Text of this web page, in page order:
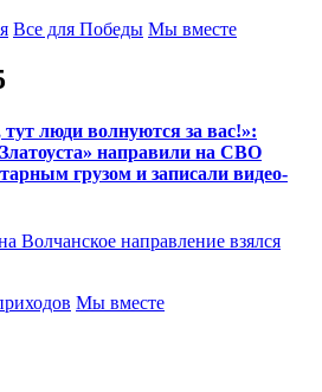
Все для Победы Мы вместе
люди волнуются за вас!»:
направили на СВО
грузом и записали видео-
Волчанское направление взялся
Мы вместе